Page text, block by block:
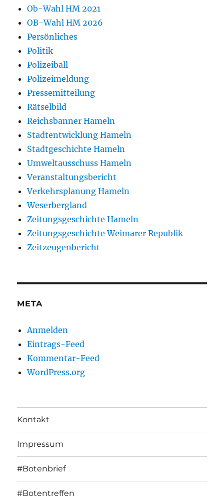
Ob-Wahl HM 2021
OB-Wahl HM 2026
Persönliches
Politik
Polizeiball
Polizeimeldung
Pressemitteilung
Rätselbild
Reichsbanner Hameln
Stadtentwicklung Hameln
Stadtgeschichte Hameln
Umweltausschuss Hameln
Veranstaltungsbericht
Verkehrsplanung Hameln
Weserbergland
Zeitungsgeschichte Hameln
Zeitungsgeschichte Weimarer Republik
Zeitzeugenbericht
META
Anmelden
Eintrags-Feed
Kommentar-Feed
WordPress.org
Kontakt
Impressum
#Botenbrief
#Botentreffen